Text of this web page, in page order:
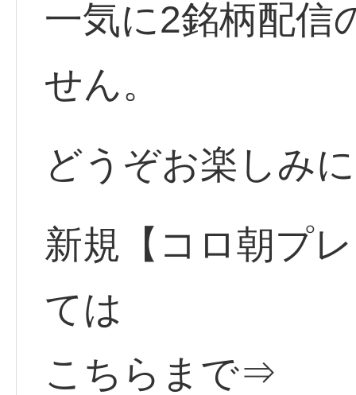
一気に2銘柄配信
せん。
どうぞお楽しみ
新規【コロ朝プ
ては
こちらまで⇒